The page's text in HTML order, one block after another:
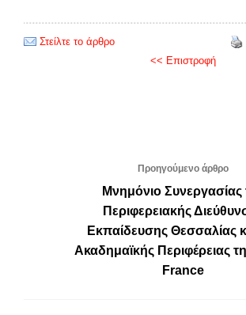
Στείλτε το άρθρο
<< Επιστροφή
Προηγούμενο άρθρο
Μνημόνιο Συνεργασίας
Περιφερειακής
Εκπαίδευσης Θεσσαλίας
Ακαδημαϊκής Περιφέρειας
France